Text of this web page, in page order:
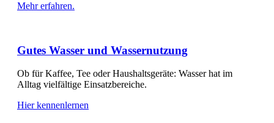
Mehr erfahren.
Gutes Wasser und Wassernutzung
Ob für Kaffee, Tee oder Haushaltsgeräte: Wasser hat im
Alltag vielfältige Einsatzbereiche.
Hier kennenlernen